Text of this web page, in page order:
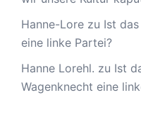
Hanne-Lore zu Ist
eine linke Partei?
Hanne Lorehl. zu Ist
Wagenknecht eine